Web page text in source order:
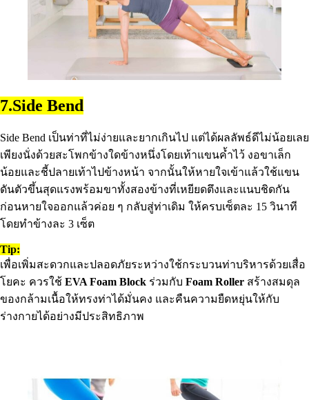
7.Side Bend
Side Bend เป็นท่าที่ไม่ง่ายและยากเกินไป แต่ได้ผลลัพธ์ดีไม่น้อยเลย
เพียงนั่งด้วยสะโพกข้างใดข้างหนึ่งโดยเท้าแขนค้ำไว้ งอขาเล็ก
น้อยและชี้ปลายเท้าไปข้างหน้า จากนั้นให้หายใจเข้าแล้วใช้แขน
ดันตัวขึ้นสุดแรงพร้อมขาทั้งสองข้างที่เหยียดตึงและแนบชิดกัน
ก่อนหายใจออกแล้วค่อย ๆ กลับสู่ท่าเดิม ให้ครบเซ็ตละ 15 วินาที
โดยทำข้างละ 3 เซ็ต
Tip:
เพื่อเพิ่มสะดวกและปลอดภัยระหว่างใช้กระบวนท่าบริหารด้วยเสื่อ
โยคะ ควรใช้ EVA Foam Block ร่วมกับ Foam Roller สร้างสมดุล
ของกล้ามเนื้อให้ทรงท่าได้มั่นคง และคืนความยืดหยุ่นให้กับ
ร่างกายได้อย่างมีประสิทธิภาพ